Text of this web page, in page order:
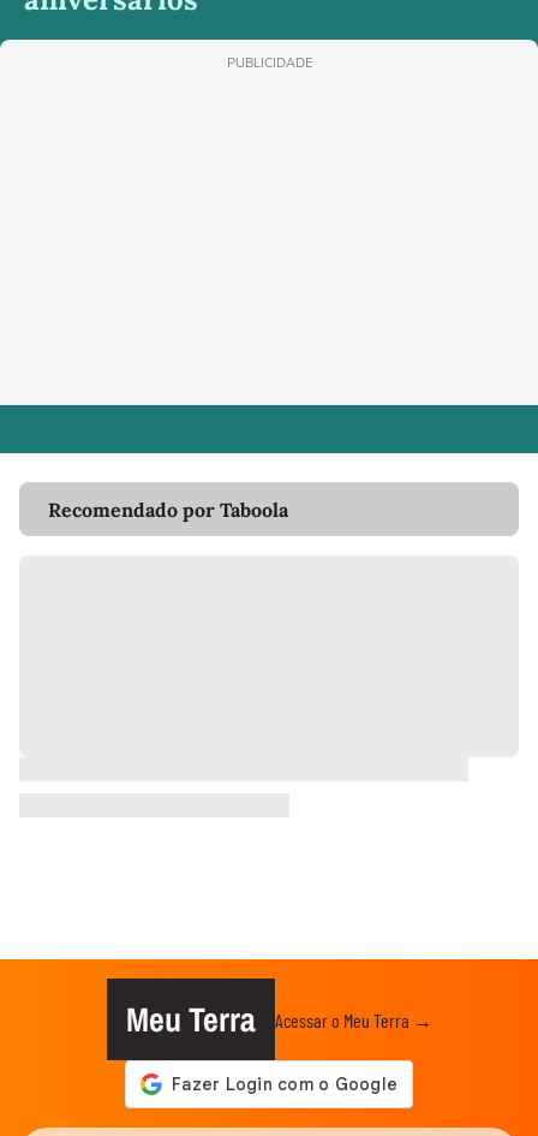
PUBLICIDADE
Recomendado por Taboola
Meu Terra Acessar o Meu Terra →